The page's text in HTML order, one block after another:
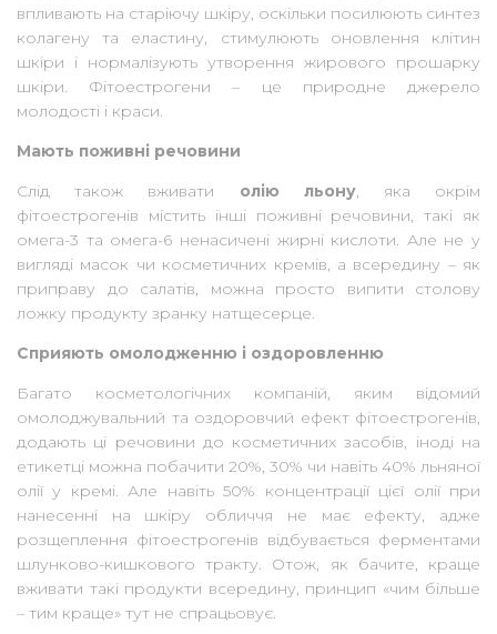
впливають на старіючу шкіру, оскільки посилюють синтез
колагену та еластину, стимулюють оновлення клітин
шкіри і нормалізують утворення жирового прошарку
шкіри. Фітоестрогени – це природне джерело
молодості і краси.
Мають поживні речовини
Слід також вживати олію льону, яка окрім
фітоестрогенів містить інші поживні речовини, такі як
омега-3 та омега-6 ненасичені жирні кислоти. Але не у
вигляді масок чи косметичних кремів, а всередину – як
приправу до салатів, можна просто випити столову
ложку продукту зранку натщесерце.
Сприяють омолодженню і оздоровленню
Багато косметологічних компаній, яким відомий
омолоджувальний та оздоровчий ефект фітоестрогенів,
додають ці речовини до косметичних засобів, іноді на
етикетці можна побачити 20%, 30% чи навіть 40% льняної
олії у кремі. Але навіть 50% концентрації цієї олії при
нанесенні на шкіру обличчя не має ефекту, адже
розщеплення фітоестрогенів відбувається ферментами
шлунково-кишкового тракту. Отож, як бачите, краще
вживати такі продукти всередину, принцип «чим більше
– тим краще» тут не спрацьовує.